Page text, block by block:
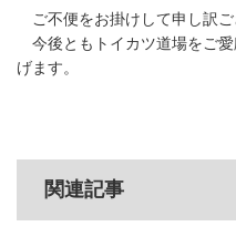
ご不便をお掛けして申し訳ご
今後ともトイカツ道場をご
げます。
関連記事